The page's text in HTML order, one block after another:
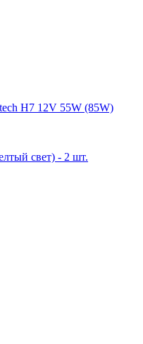
H7 12V 55W (85W)
свет) - 2 шт.